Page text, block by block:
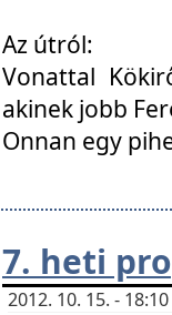
Az útról:
Vonattal
akinek jobb
Onnan egy
7. heti
2012. 10. 15. -